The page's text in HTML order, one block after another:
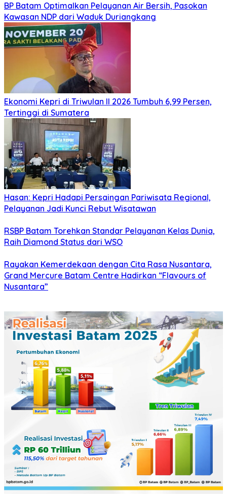
BP Batam Optimalkan Pelayanan Air Bersih, Pasokan
Kawasan NDP dari Waduk Duriangkang
Ekonomi Kepri di Triwulan II 2026 Tumbuh 6,99 Persen,
Tertinggi di Sumatera
Hasan: Kepri Hadapi Persaingan Pariwisata Regional,
Pelayanan Jadi Kunci Rebut Wisatawan
RSBP Batam Torehkan Standar Pelayanan Kelas Dunia,
Raih Diamond Status dari WSO
Rayakan Kemerdekaan dengan Cita Rasa Nusantara,
Grand Mercure Batam Centre Hadirkan “Flavours of
Nusantara”